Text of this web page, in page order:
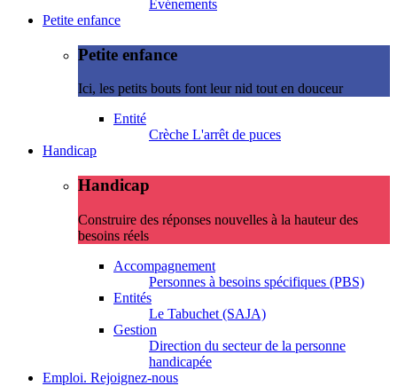
Evénements
Petite enfance
Petite enfance
Ici, les petits bouts font leur nid tout en douceur
Entité
Crèche L'arrêt de puces
Handicap
Handicap
Construire des réponses nouvelles à la hauteur des
besoins réels
Accompagnement
Personnes à besoins spécifiques (PBS)
Entités
Le Tabuchet (SAJA)
Gestion
Direction du secteur de la personne
handicapée
Emploi. Rejoignez-nous